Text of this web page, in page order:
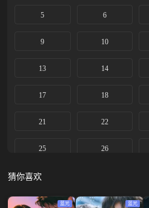
5 6
9 10
13 14
17 18
21 22
25 26
29
33 34
猜你喜欢
蓝光 蓝光